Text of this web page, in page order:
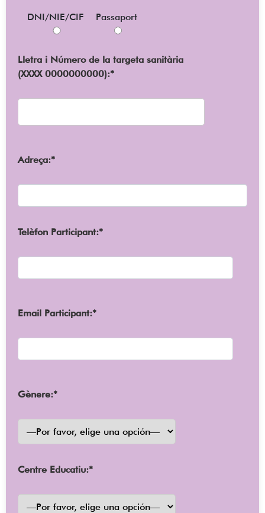
DNI/NIE/CIF Passaport
Lletra i Número de la targeta sanitària
(XXXX 0000000000):*
Adreça:*
Telèfon Participant:*
Email Participant:*
Gènere:*
Centre Educatiu:*